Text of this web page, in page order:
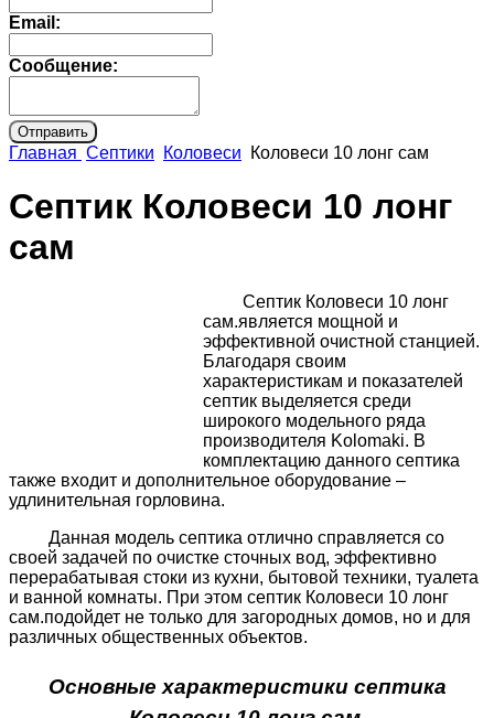
Email:
Сообщение:
Главная Септики Коловеси Коловеси 10 лонг сам
Септик Коловеси 10 лонг
сам
Септик Коловеси 10 лонг
сам.является мощной и
эффективной очистной станцией.
Благодаря своим
характеристикам и показателей
септик выделяется среди
широкого модельного ряда
производителя Kolomaki. В
комплектацию данного септика
также входит и дополнительное оборудование –
удлинительная горловина.
Данная модель септика отлично справляется со
своей задачей по очистке сточных вод, эффективно
перерабатывая стоки из кухни, бытовой техники, туалета
и ванной комнаты. При этом септик Коловеси 10 лонг
сам.подойдет не только для загородных домов, но и для
различных общественных объектов.
Основные характеристики септика